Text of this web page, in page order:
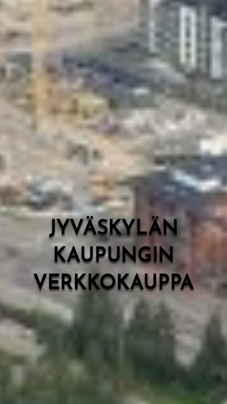
Valon Kaupunki
Lasten Lysti & LystiKylä-festivaali
Ohje
English
JYVÄSKYLÄN
KAUPUNGIN
VERKKOKAUPPA